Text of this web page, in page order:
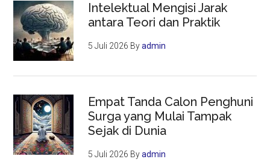
Intelektual Mengisi Jarak
antara Teori dan Praktik
5 Juli 2026 Byadmin
Empat Tanda Calon Penghuni
Surga yang Mulai Tampak
Sejak di Dunia
5 Juli 2026 Byadmin